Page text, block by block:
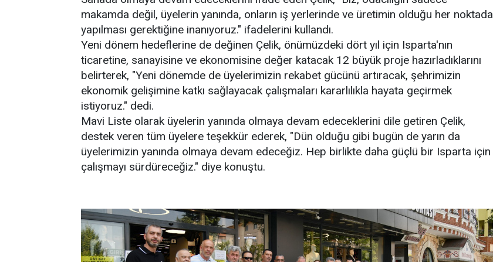
makamda değil, üyelerin yanında, onların iş yerlerinde ve üretimin olduğu her noktada
yapılması gerektiğine inanıyoruz." ifadelerini kullandı.
Yeni dönem hedeflerine de değinen Çelik, önümüzdeki dört yıl için Isparta'nın
ticaretine, sanayisine ve ekonomisine değer katacak 12 büyük proje hazırladıklarını
belirterek, "Yeni dönemde de üyelerimizin rekabet gücünü artıracak, şehrimizin
ekonomik gelişimine katkı sağlayacak çalışmaları kararlılıkla hayata geçirmek
istiyoruz." dedi.
Mavi Liste olarak üyelerin yanında olmaya devam edeceklerini dile getiren Çelik,
destek veren tüm üyelere teşekkür ederek, "Dün olduğu gibi bugün de yarın da
üyelerimizin yanında olmaya devam edeceğiz. Hep birlikte daha güçlü bir Isparta için
çalışmayı sürdüreceğiz." diye konuştu.